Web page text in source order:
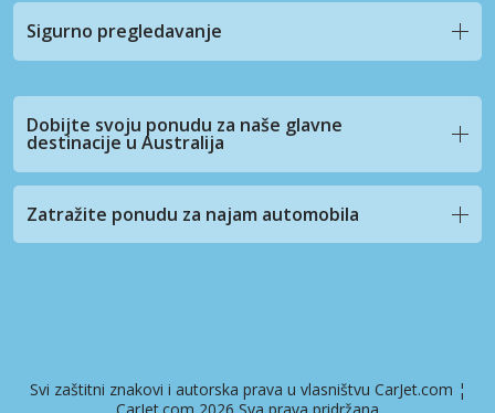
Sigurno pregledavanje
Dobijte svoju ponudu za naše glavne
destinacije u Australija
Zatražite ponudu za najam automobila
Svi zaštitni znakovi i autorska prava u vlasništvu CarJet.com ¦